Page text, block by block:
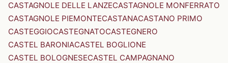
CASTAGNOLE DELLE LANZECASTAGNOLE MONFERRATO
CASTAGNOLE PIEMONTECASTANACASTANO PRIMO
CASTEGGIOCASTEGNATOCASTEGNERO
CASTEL BARONIACASTEL BOGLIONE
CASTEL BOLOGNESECASTEL CAMPAGNANO